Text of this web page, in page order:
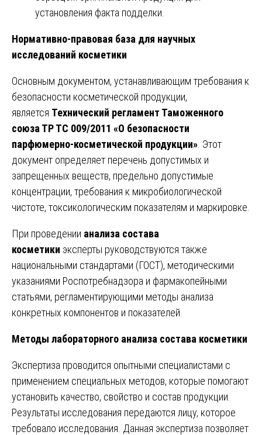
установления факта подделки.
Нормативно-правовая база для научных
исследований косметики
Основным документом, устанавливающим требования к
безопасности косметической продукции,
является Технический регламент Таможенного
союза ТР ТС 009/2011 «О безопасности
парфюмерно-косметической продукции» . Этот
документ определяет перечень допустимых и
запрещенных веществ, предельно допустимые
концентрации, требования к микробиологической
чистоте, токсикологическим показателям и маркировке.
При проведении анализа состава
косметики эксперты руководствуются также
национальными стандартами (ГОСТ), методическими
указаниями Роспотребнадзора и фармакопейными
статьями, регламентирующими методы анализа
конкретных компонентов и показателей.
Методы лабораторного анализа состава косметики
Экспертиза проводится опытными специалистами с
применением специальных методов, которые помогают
установить качество, свойство и состав продукции.
Результаты исследования передаются лицу, которое
требовало исследования. Данная экспертиза позволяет